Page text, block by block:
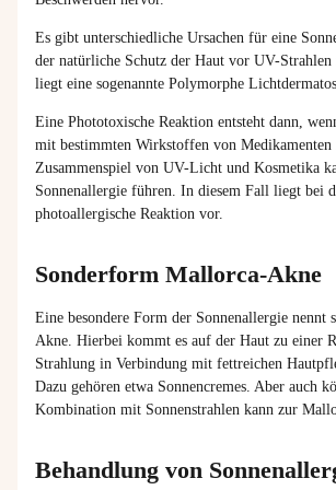
Es gibt unterschiedliche Ursachen für eine
der natürliche Schutz der Haut vor UV-
liegt eine sogenannte Polymorphe
Eine Phototoxische Reaktion entsteht dann,
mit bestimmten Wirkstoffen von Medikamenten
Zusammenspiel von UV-Licht und Kosmetika
Sonnenallergie führen. In diesem Fall liegt bei
photoallergische Reaktion vor.
Sonderform Mallorca-Akne
Eine besondere Form der Sonnenallergie nennt
Akne. Hierbei kommt es auf der Haut zu einer
Strahlung in Verbindung mit fettreichen
Dazu gehören etwa Sonnencremes. Aber auch
Kombination mit Sonnenstrahlen kann zur
Behandlung von